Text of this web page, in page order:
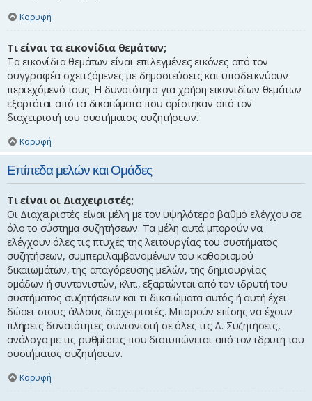
Κορυφή
Τι είναι τα εικονίδια θεμάτων;
Τα εικονίδια θεμάτων είναι επιλεγμένες εικόνες από τον
συγγραφέα σχετιζόμενες με δημοσιεύσεις και υποδεικνύουν
περιεχόμενό τους. Η δυνατότητα για χρήση εικονιδίων θεμάτων
εξαρτάται από τα δικαιώματα που ορίστηκαν από τον
διαχειριστή του συστήματος συζητήσεων.
Κορυφή
Επίπεδα μελών και Ομάδες
Τι είναι οι Διαχειριστές;
Οι Διαχειριστές είναι μέλη με τον υψηλότερο βαθμό ελέγχου σε
όλο το σύστημα συζητήσεων. Τα μέλη αυτά μπορούν να
ελέγχουν όλες τις πτυχές της λειτουργίας του συστήματος
συζητήσεων, συμπεριλαμβανομένων του καθορισμού
δικαιωμάτων, της απαγόρευσης μελών, της δημιουργίας
ομάδων ή συντονιστών, κλπ., εξαρτώνται από τον ιδρυτή του
συστήματος συζητήσεων και τι δικαιώματα αυτός ή αυτή έχει
δώσει στους άλλους διαχειριστές. Μπορούν επίσης να έχουν
πλήρεις δυνατότητες συντονιστή σε όλες τις Δ. Συζητήσεις,
ανάλογα με τις ρυθμίσεις που διατυπώνεται από τον ιδρυτή του
συστήματος συζητήσεων.
Κορυφή